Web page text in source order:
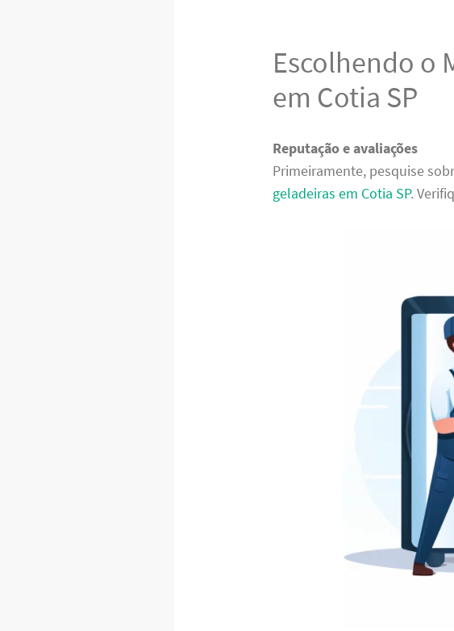
Escolhendo o
em Cotia SP
Reputação e avaliações
Primeiramente, pesquise
geladeiras em Cotia SP.